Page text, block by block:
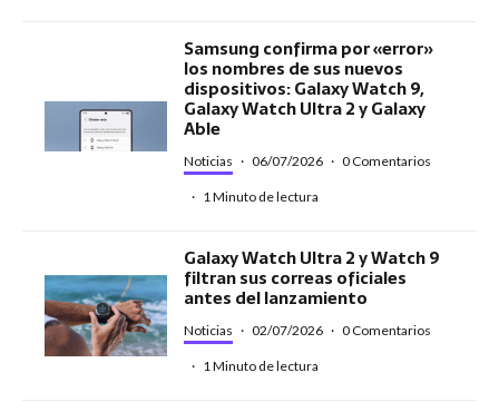
Samsung confirma por «error»
los nombres de sus nuevos
dispositivos: Galaxy Watch 9,
Galaxy Watch Ultra 2 y Galaxy
Able
Noticias · 06/07/2026 · 0 Comentarios
· 1 Minuto de lectura
Galaxy Watch Ultra 2 y Watch 9
filtran sus correas oficiales
antes del lanzamiento
Noticias · 02/07/2026 · 0 Comentarios
· 1 Minuto de lectura